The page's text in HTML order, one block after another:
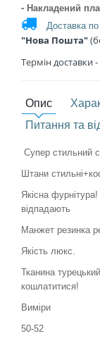
- Накладений
Доставка по
"Нова Пошта"
Терміндоставки -
Опис
Питання та
Супер стильний
Штани
Якісна
відпадають
Манжет резинка
Якість люкс.
Тканина
кошлатитися!
Виміри
50-52